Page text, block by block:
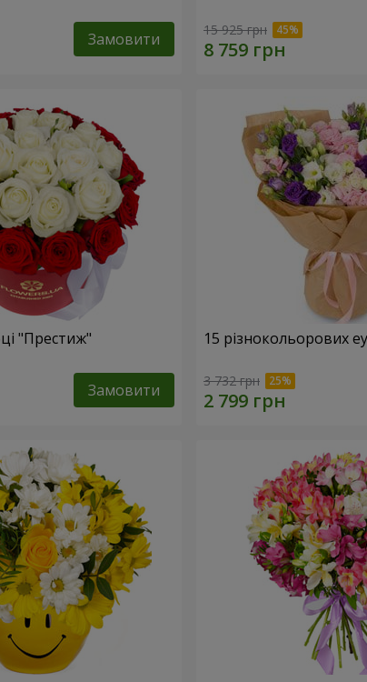
Замовити 15 925 грн
"Престиж"
Замовити
15 різнокольорових
3 732 грн